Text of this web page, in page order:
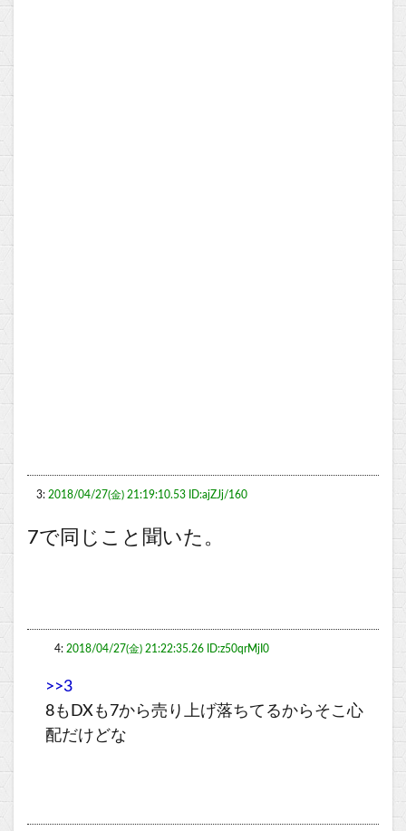
3: 2018/04/27(金) 21:19:10.53 ID:ajZJj/160
7で同じこと聞いた。
4: 2018/04/27(金) 21:22:35.26 ID:z50qrMjI0
>>3
8もDXも7から売り上げ落ちてるからそこ心
配だけどな